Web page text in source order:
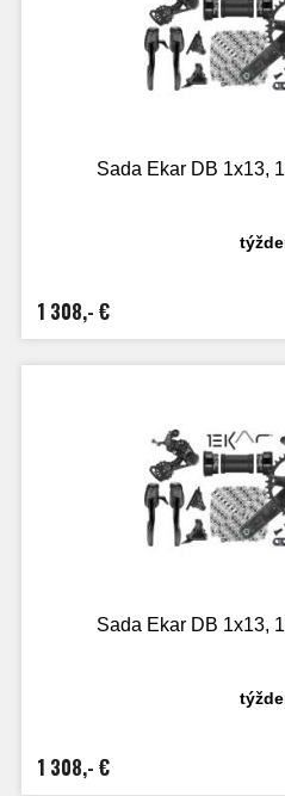
Sada Ekar DB 1x13,
1 308,- €
Sada Ekar DB 1x13,
1 308,- €